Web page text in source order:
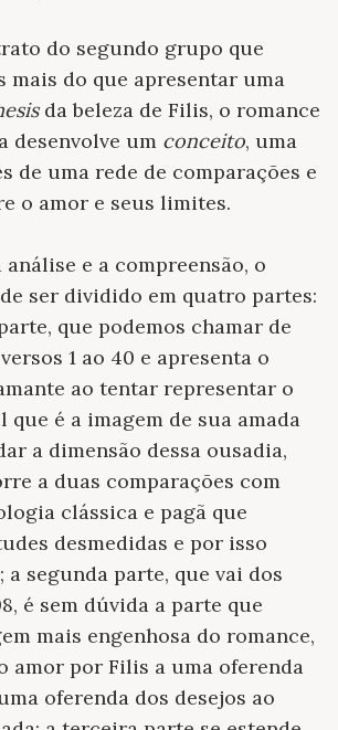
do segundo grupo que
mais do que apresentar uma
da beleza de Filis, o romance
desenvolve um conceito, uma
de uma rede de comparações e
o amor e seus limites.
e a compreensão, o
ser dividido em quatro partes:
que podemos chamar de
1 ao 40 e apresenta o
ao tentar representar o
que é a imagem de sua amada
a dimensão dessa ousadia,
a duas comparações com
clássica e pagã que
desmedidas e por isso
segunda parte, que vai dos
é sem dúvida a parte que
mais engenhosa do romance,
amor por Filis a uma oferenda
oferenda dos desejos ao